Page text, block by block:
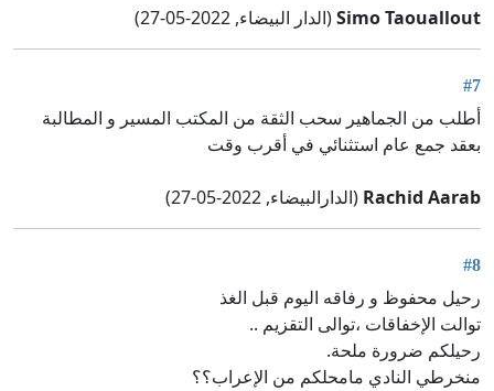
Simo Taouallout(الدار البيضاء, 2022-05-27)
#7
أطلب من الجماهير سحب الثقة من المكتب المسير و المطالبة
بعقد جمع عام استثنائي في أقرب وقت
Rachid Aarab (الدارالبيضاء, 2022-05-27)
#8
رحيل محفوظ و رفاقه اليوم قبل الغذ
توالت الإخفاقات ،توالى التقزيم ..
رحيلكم ضرورة ملحة.
منخرطي النادي مامحلكم من الإعراب؟؟